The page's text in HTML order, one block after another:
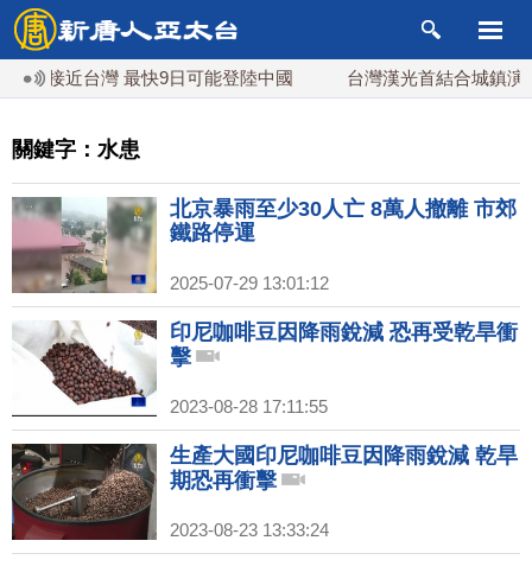
接近台灣 最快9日可能登陸中國 台灣漢光首結合城鎮演習
關鍵字：水患
北京暴雨至少30人亡 8萬人撤離 市郊
鐵路停運
2025-07-29 13:01:12
印尼咖啡豆因降雨銳減 恐再受乾旱衝
擊
2023-08-28 17:11:55
生產大國印尼咖啡豆因降雨銳減 乾旱
期恐再衝擊
2023-08-23 13:33:24